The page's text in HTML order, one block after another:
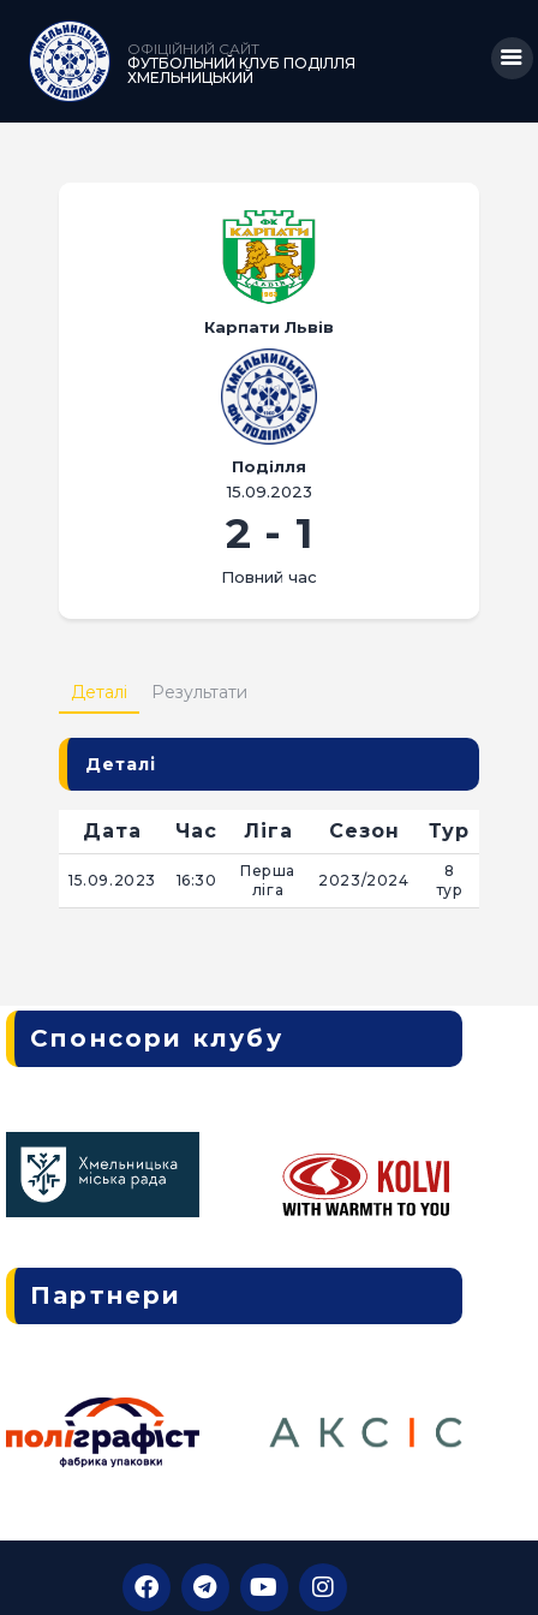
ОФІЦІЙНИЙ САЙТ
ФУТБОЛЬНИЙ КЛУБ ПОДІЛЛЯ
ХМЕЛЬНИЦЬКИЙ
КОМАНДА
АКАДЕМІЯ
КРАМНИЦЯ
Карпати Львів
Поділля
15.09.2023
2 - 1
Повний час
Деталі Результати
Деталі
Дата Час Ліга Сезон Тур
15.09.2023 16:30
Перша
ліга
2023/2024
8
тур
Спонсори клубу
Партнери